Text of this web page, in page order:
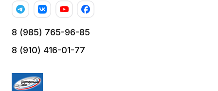
8 (985) 765-96-85
8 (910) 416-01-77